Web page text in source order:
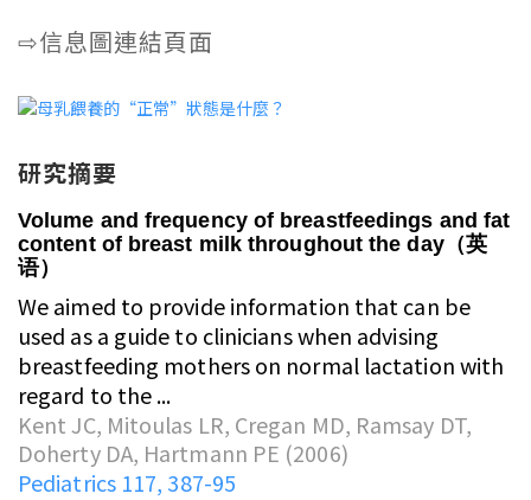
⇨信息圖連結頁面
研究摘要
Volume and frequency of breastfeedings and fat
content of breast milk throughout the day（英
语）
We aimed to provide information that can be
used as a guide to clinicians when advising
breastfeeding mothers on normal lactation with
regard to the ...
Kent JC, Mitoulas LR, Cregan MD, Ramsay DT,
Doherty DA, Hartmann PE (2006)
Pediatrics 117, 387-95